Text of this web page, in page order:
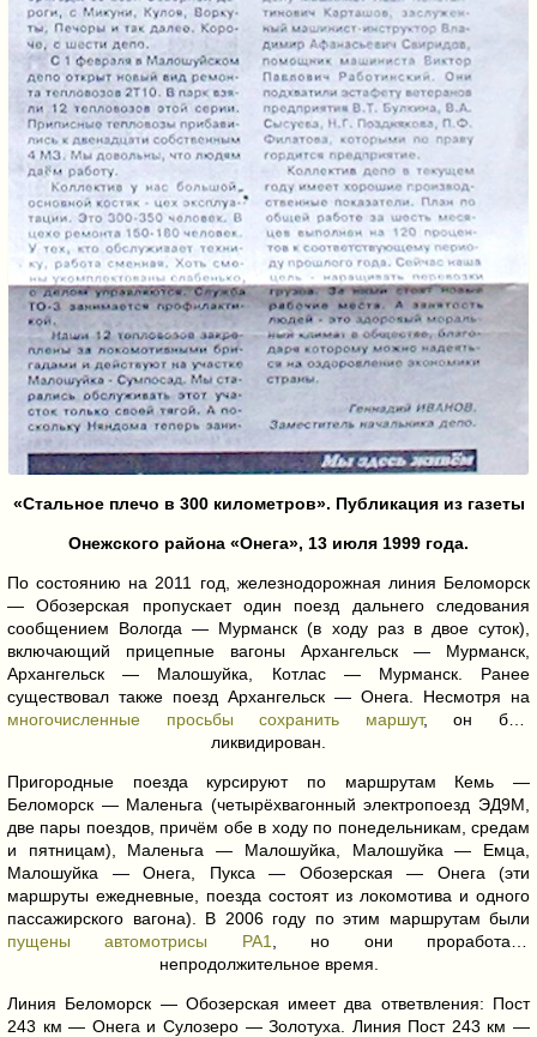
«Стальное плечо в 300 километров». Публикация из газеты
Онежского района «Онега», 13 июля 1999 года.
По состоянию на 2011 год, железнодорожная линия Беломорск
— Обозерская пропускает один поезд дальнего следования
сообщением Вологда — Мурманск (в ходу раз в двое суток),
включающий прицепные вагоны Архангельск — Мурманск,
Архангельск — Малошуйка, Котлас — Мурманск. Ранее
существовал также поезд Архангельск — Онега. Несмотря на
многочисленные просьбы сохранить маршут, он был
ликвидирован.
Пригородные поезда курсируют по маршрутам Кемь —
Беломорск — Маленьга (четырёхвагонный электропоезд ЭД9М,
две пары поездов, причём обе в ходу по понедельникам, средам
и пятницам), Маленьга — Малошуйка, Малошуйка — Емца,
Малошуйка — Онега, Пукса — Обозерская — Онега (эти
маршруты ежедневные, поезда состоят из локомотива и одного
пассажирского вагона). В 2006 году по этим маршрутам были
пущены автомотрисы РА1
, но они проработали
непродолжительное время.
Линия Беломорск — Обозерская имеет два ответвления: Пост
243 км — Онега и Сулозеро — Золотуха. Линия Пост 243 км —